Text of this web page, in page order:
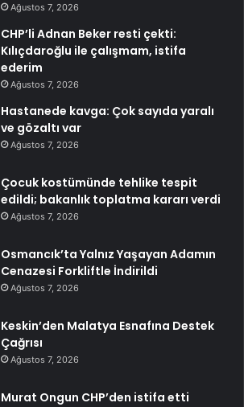
Ağustos 7, 2026
CHP’li Adnan Beker resti çekti:
Kılıçdaroğlu ile çalışmam, istifa
ederim
Ağustos 7, 2026
Hastanede kavga: Çok sayıda yaralı
ve gözaltı var
Ağustos 7, 2026
Çocuk kostümünde tehlike tespit
edildi; bakanlık toplatma kararı verdi
Ağustos 7, 2026
Osmancık’ta Yalnız Yaşayan Adamın
Cenazesi Forkliftle İndirildi
Ağustos 7, 2026
Keskin’den Malatya Esnafına Destek
Çağrısı
Ağustos 7, 2026
Murat Ongun CHP’den istifa etti